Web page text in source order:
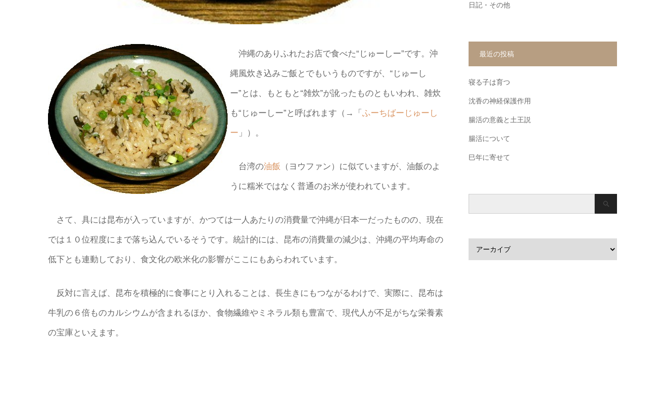
沖縄のありふれたお店で食べた“じゅーしー”です。沖
縄風炊き込みご飯とでもいうものですが、“じゅーし
ー”とは、もともと“雑炊”が訛ったものともいわれ、雑炊
も“じゅーしー”と呼ばれます（→「 ふーちばーじゅーし
ー 」）。
台湾の油飯 （ヨウファン）に似ていますが、油飯のよ
うに糯米ではなく普通のお米が使われています。
さて、具には昆布が入っていますが、かつては一人あたりの消費量で沖縄が日本一だったものの、現在
では１０位程度にまで落ち込んでいるそうです。統計的には、昆布の消費量の減少は、沖縄の平均寿命の
低下とも連動しており、食文化の欧米化の影響がここにもあらわれています。
反対に言えば、昆布を積極的に食事にとり入れることは、長生きにもつながるわけで、実際に、昆布は
牛乳の６倍ものカルシウムが含まれるほか、食物繊維やミネラル類も豊富で、現代人が不足がちな栄養素
の宝庫といえます。
日記・その他
最近の投稿
寝る子は育つ
沈香の神経保護作用
腸活の意義と土王説
腸活について
巳年に寄せて